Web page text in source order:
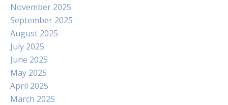
November 2025
September 2025
August 2025
July 2025
June 2025
May 2025
April 2025
March 2025